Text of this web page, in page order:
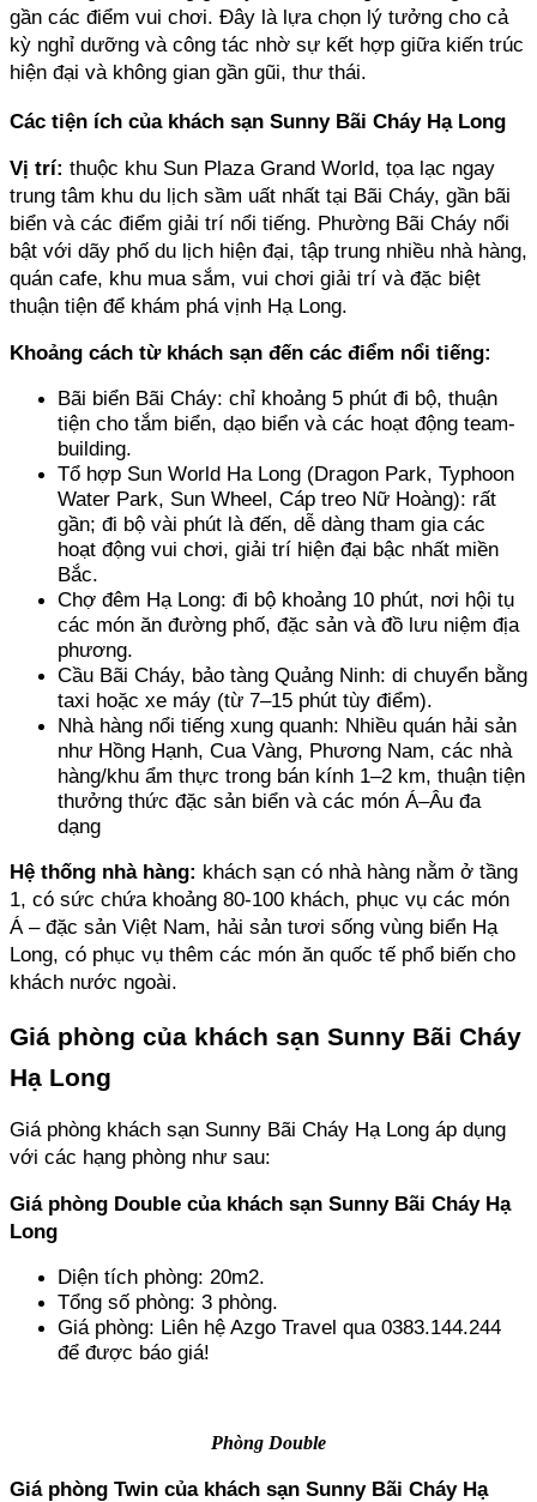
gần các điểm vui chơi. Đây là lựa chọn lý tưởng cho cả
kỳ nghỉ dưỡng và công tác nhờ sự kết hợp giữa kiến trúc
hiện đại và không gian gần gũi, thư thái.
Các tiện ích của khách sạn Sunny Bãi Cháy Hạ Long
Vị trí: thuộc khu Sun Plaza Grand World, tọa lạc ngay
trung tâm khu du lịch sầm uất nhất tại Bãi Cháy, gần bãi
biển và các điểm giải trí nổi tiếng. Phường Bãi Cháy nổi
bật với dãy phố du lịch hiện đại, tập trung nhiều nhà hàng,
quán cafe, khu mua sắm, vui chơi giải trí và đặc biệt
thuận tiện để khám phá vịnh Hạ Long.
Khoảng cách từ khách sạn đến các điểm nổi tiếng:
Bãi biển Bãi Cháy: chỉ khoảng 5 phút đi bộ, thuận
tiện cho tắm biển, dạo biển và các hoạt động team-
building.
Tổ hợp Sun World Ha Long (Dragon Park, Typhoon
Water Park, Sun Wheel, Cáp treo Nữ Hoàng): rất
gần; đi bộ vài phút là đến, dễ dàng tham gia các
hoạt động vui chơi, giải trí hiện đại bậc nhất miền
Bắc.
Chợ đêm Hạ Long: đi bộ khoảng 10 phút, nơi hội tụ
các món ăn đường phố, đặc sản và đồ lưu niệm địa
phương.
Cầu Bãi Cháy, bảo tàng Quảng Ninh: di chuyển bằng
taxi hoặc xe máy (từ 7–15 phút tùy điểm).
Nhà hàng nổi tiếng xung quanh: Nhiều quán hải sản
như Hồng Hạnh, Cua Vàng, Phương Nam, các nhà
hàng/khu ẩm thực trong bán kính 1–2 km, thuận tiện
thưởng thức đặc sản biển và các món Á–Âu đa
dạng
Hệ thống nhà hàng: khách sạn có nhà hàng nằm ở tầng
1, có sức chứa khoảng 80-100 khách, phục vụ các món
Á – đặc sản Việt Nam, hải sản tươi sống vùng biển Hạ
Long, có phục vụ thêm các món ăn quốc tế phổ biến cho
khách nước ngoài.
Giá phòng của khách sạn Sunny Bãi Cháy
Hạ Long
Giá phòng khách sạn Sunny Bãi Cháy Hạ Long áp dụng
với các hạng phòng như sau:
Giá phòng Double của khách sạn Sunny Bãi Cháy Hạ
Long
Diện tích phòng: 20m2.
Tổng số phòng: 3 phòng.
Giá phòng: Liên hệ Azgo Travel qua 0383.144.244
để được báo giá!
Phòng Double
Giá phòng Twin của khách sạn Sunny Bãi Cháy Hạ